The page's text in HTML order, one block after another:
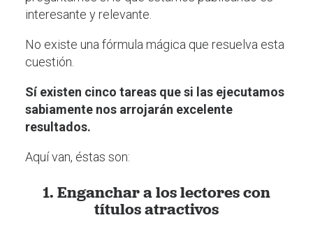
interesante y relevante.
No existe una fórmula mágica que resuelva esta
cuestión.
Sí existen cinco tareas que si las ejecutamos
sabiamente nos arrojarán excelente
resultados.
Aquí van, éstas son:
1. Enganchar a los lectores con
títulos atractivos